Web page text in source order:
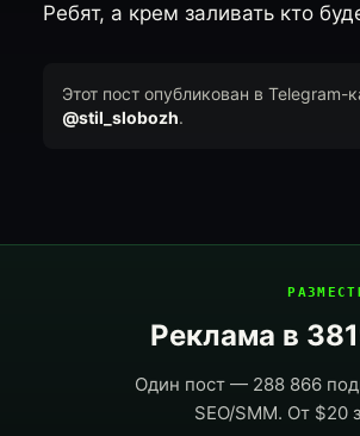
Ребят, а крем заливать кто
Этот пост опубликован в Telegram-
@stil_slobozh.
Реклама в
Один пост — 288 866
SEO/SMM. От $20